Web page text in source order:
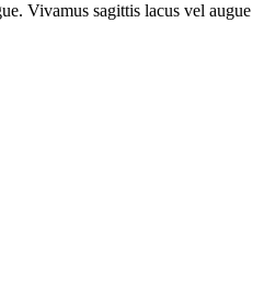
Vivamus sagittis lacus vel augue